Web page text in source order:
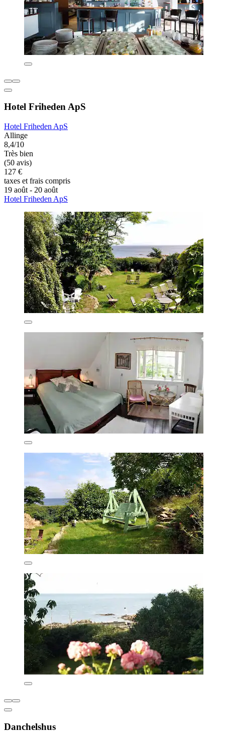
Hotel Friheden ApS
Hotel Friheden ApS
Allinge
8,4/10
Très bien
(50 avis)
127 €
taxes et frais compris
19 août - 20 août
Hotel Friheden ApS
Danchelshus